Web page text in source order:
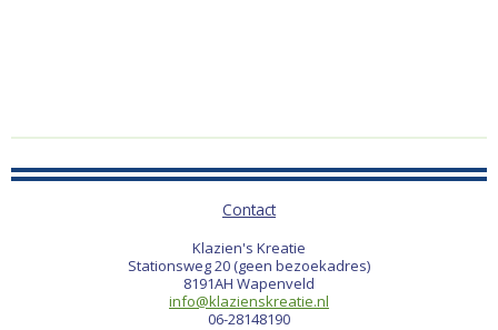
Contact
Klazien's Kreatie
Stationsweg 20 (geen bezoekadres)
8191AH Wapenveld
info@klazienskreatie.nl
06-28148190